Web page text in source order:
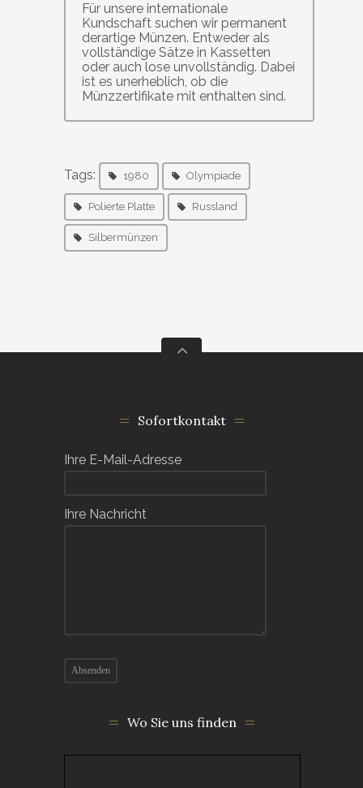
Für unsere internationale
Kundschaft suchen wir permanent
derartige Münzen. Entweder als
vollständige Sätze in Kassetten
oder auch lose unvollständig. Dabei
ist es unerheblich, ob die
Münzzertifikate mit enthalten sind.
Tags: 1980 Olympiade
Polierte Platte Russland
Silbermünzen
Sofortkontakt
Ihre E-Mail-Adresse
Ihre Nachricht
Wo Sie uns finden